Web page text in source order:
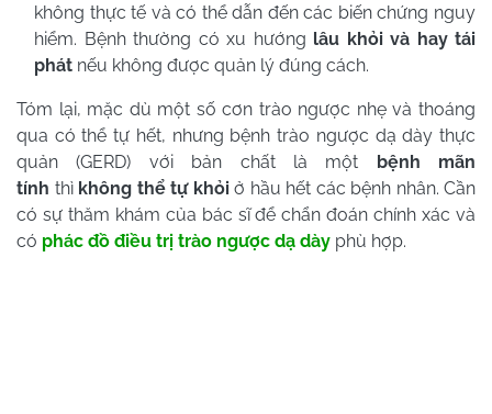
không thực tế và có thể dẫn đến các biến chứng nguy
hiểm. Bệnh thường có xu hướng lâu khỏi và hay tái
phát nếu không được quản lý đúng cách.
Tóm lại, mặc dù một số cơn trào ngược nhẹ và thoáng
qua có thể tự hết, nhưng bệnh trào ngược dạ dày thực
quản (GERD) với bản chất là một bệnh mãn
tính thì không thể tự khỏiở hầu hết các bệnh nhân. Cần
có sự thăm khám của bác sĩ để chẩn đoán chính xác và
có phác đồ điều trị trào ngược dạ dày phù hợp.